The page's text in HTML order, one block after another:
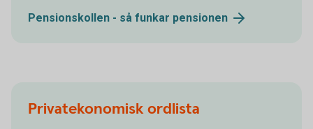
Pensionskollen - så funkar pensionen
Privatekonomisk ordlista